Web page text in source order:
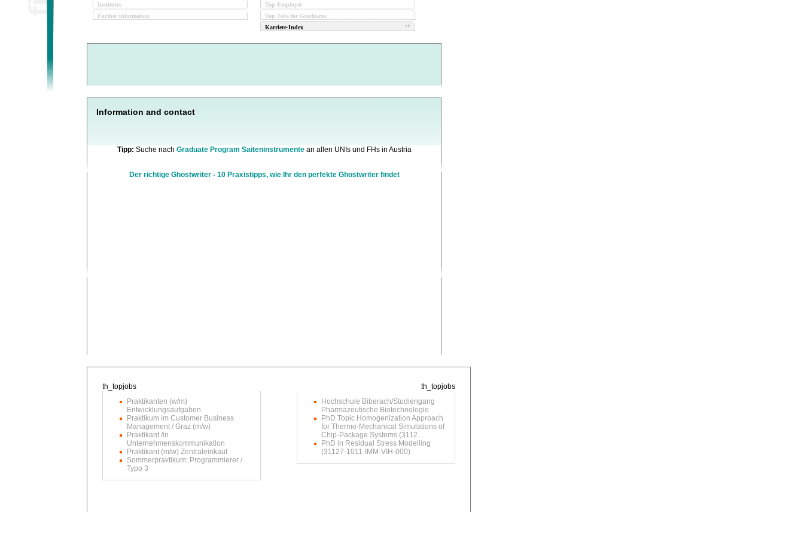
Institutes
Further information
Top Employer
Top Jobs for Graduates
Karriere-Index
Information and contact
Tipp: Suche nach Graduate Program Saiteninstrumentean allen UNIs und FHs in Austria
Der richtige Ghostwriter - 10 Praxistipps, wie Ihr den perfekte Ghostwriter findet
Praktikanten (w/m)
Entwicklungsaufgaben
Praktikum im Customer Business
Management / Graz (m/w)
Praktikant /in
Unternehmenskommunikation
Praktikant (m/w) Zentraleinkauf
Sommerpraktikum: Programmierer /
Typo 3
Hochschule Biberach/Studiengang
Pharmazeutische Biotechnologie
PhD Topic Homogenization Approach
for Thermo-Mechanical Simulations of
Chip-Package Systems (3112...
PhD in Residual Stress Modelling
(31127-1011-IMM-VIH-000)